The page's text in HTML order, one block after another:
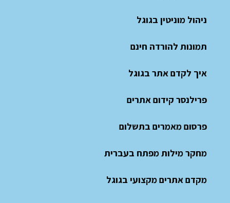
ניהול מוניטין בגוגל
תמונות להורדה חינם
איך לקדם אתר בגוגל
פרילנסר קידום אתרים
פרסום מאמרים בתשלום
מחקר מילות מפתח בעברית
מקדם אתרים מקצועי בגוגל